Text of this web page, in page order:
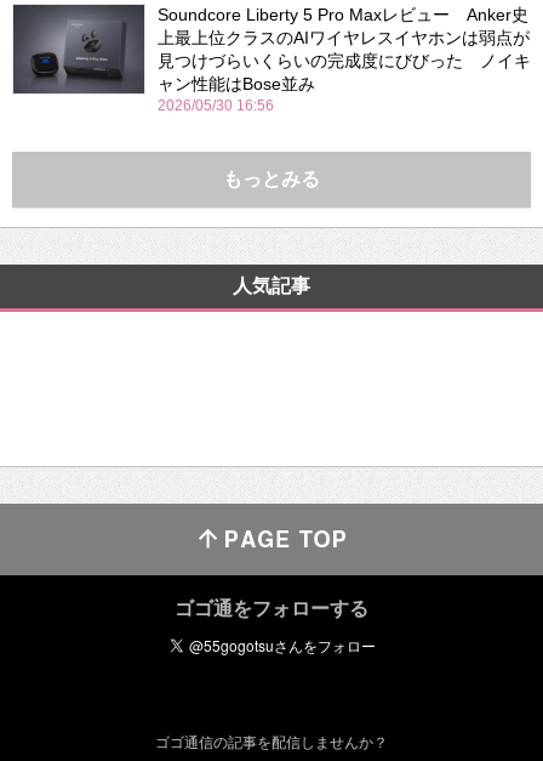
Soundcore Liberty 5 Pro Maxレビュー Anker史
上最上位クラスのAIワイヤレスイヤホンは弱点が
見つけづらいくらいの完成度にびびった ノイキ
ャン性能はBose並み
2026/05/30 16:56
もっとみる
人気記事
ゴゴ通をフォローする
ゴゴ通信の記事を配信しませんか？